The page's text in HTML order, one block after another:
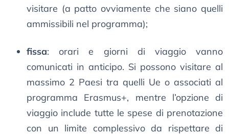
visitare (a patto ovviamente che siano quelli
ammissibili nel programma);
fissa: orari e giorni di viaggio vanno
comunicati in anticipo. Si possono visitare al
massimo 2 Paesi tra quelli Ue o associati al
programma Erasmus+, mentre l’opzione di
viaggio include tutte le spese di prenotazione
con un limite complessivo da rispettare di